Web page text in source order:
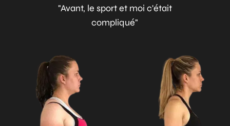
"Avant, le sport et moi c'était
compliqué"